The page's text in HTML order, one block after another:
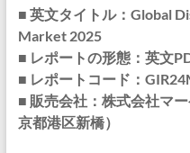
■ 英文タイトル：Global
Market 2025
■ レポートの形態：英文
■ レポートコード：
■ 販売会社：株式会社マ
京都港区新橋）